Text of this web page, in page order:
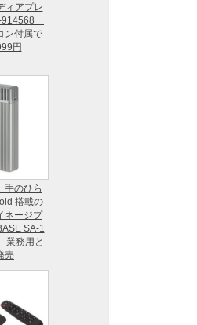
ィアプレ
」
ン付属で
円
手のひら
搭載の
ネージプ
SA-1
業務用と
売